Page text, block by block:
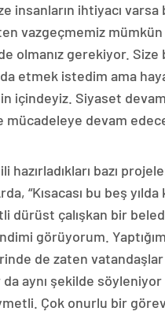
insanların ihtiyacı varsa
vazgeçmemiz mümkün
olmanız gerekiyor. Size
etmek istedim ama
içindeyiz. Siyaset
mücadeleye devam
hazırladıkları bazı
“Kısacası bu beş
dürüst çalışkan bir
görüyorum.
de zaten vatandaşlar
aynı şekilde söyleniyor
Çok onurlu bir